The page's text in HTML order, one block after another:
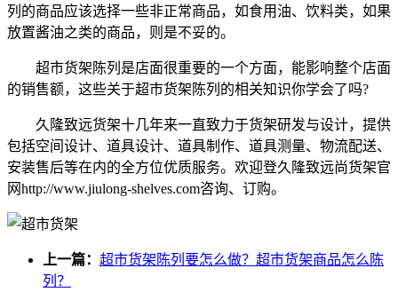
列的商品应该选择一些非正常商品，如食用油、饮料类，如果
放置酱油之类的商品，则是不妥的。
超市货架陈列是店面很重要的一个方面，能影响整个店面
的销售额，这些关于超市货架陈列的相关知识你学会了吗?
久隆致远货架十几年来一直致力于货架研发与设计，提供
包括空间设计、道具设计、道具制作、道具测量、物流配送、
安装售后等在内的全方位优质服务。欢迎登久隆致远尚货架官
网http://www.jiulong-shelves.com咨询、订购。
上一篇： 超市货架陈列要怎么做？超市货架商品怎么陈
列？